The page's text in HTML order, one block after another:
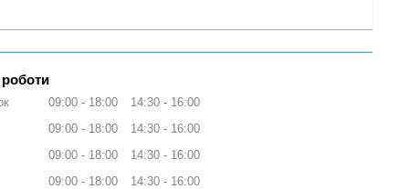
09:00 18:00 14:30
16:00
09:00
18:00 14:30
16:00
09:00
18:00 14:30
16:00
09:00
18:00 14:30
16:00